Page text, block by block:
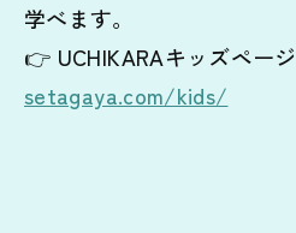
学べます。
👉 UCHIKARAキッズページ
setagaya.com/kids/